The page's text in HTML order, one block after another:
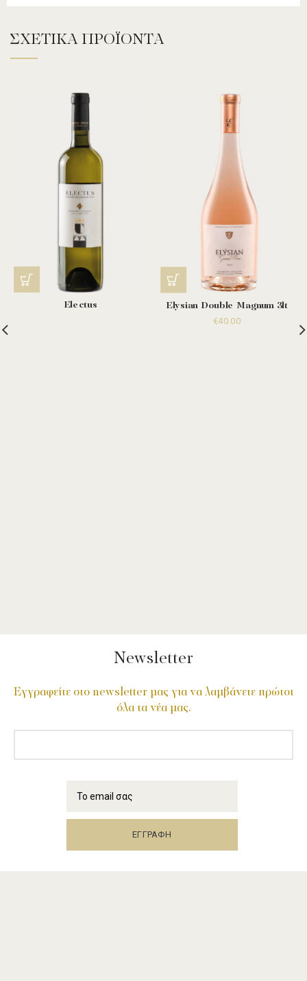
ΣΧΕΤΙΚΆ ΠΡΟΪΌΝΤΑ
Electus Elysian Double Magnum 3lt
€40.00
Newsletter
Εγγραφείτε στο newsletter μας για να λαμβάνετε πρώτοι
όλα τα νέα μας.